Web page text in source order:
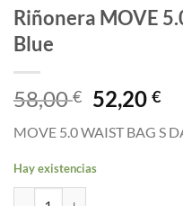
Riñonera MOVE
Blue
58,00€
El
precio
original
era:
52,20€El
MOVE 5.0 WAIST BAG S
Hay existencias